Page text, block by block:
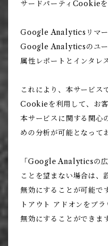
サードパーティCookieを
Google Analyticsリマー
Google Analyticsのユー
属性レポートとインタレ
これにより、本サービ
Cookieを利用して、お
本サービスに関する関心
めの分析が可能となって
「Google Analyticsの
ことを望まない場合は、
無効にすることが可能
トアウト アドオンをブ
無効にすることができます